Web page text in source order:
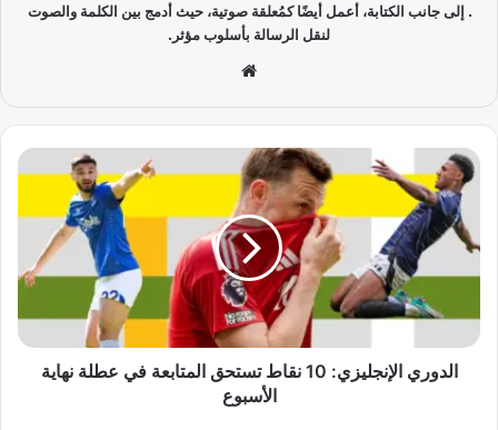
. إلى جانب الكتابة، أعمل أيضًا كمُعلقة صوتية، حيث أدمج بين الكلمة والصوت
لنقل الرسالة بأسلوب مؤثر.
الوي
ب
ا
ر
ي
ل
إ
الدوري الإنجليزي: 10 نقاط تستحق المتابعة في عطلة نهاية
الأسبوع